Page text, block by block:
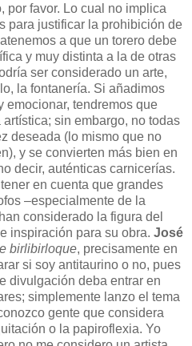
por favor. Lo cual no implica
para justificar la prohibición de
a que un torero debe
y muy distinta a la de otras
ser considerado un arte,
la fontanería. Si añadimos
emocionar, tendremos que
sin embargo, no todas
deseada (lo mismo que no
y se convierten más bien en
decir, auténticas carnicerías.
en cuenta que grandes
–especialmente de la
considerado la figura del
inspiración para su obra. José
birlibirloque, precisamente en
si soy antitaurino o no, pues
divulgación deba entrar en
simplemente lanzo el tema
gente que considera
o la papiroflexia. Yo